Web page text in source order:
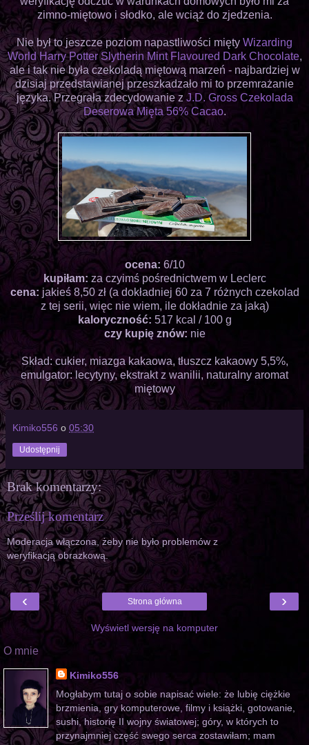
zimno-miętowo i słodko, ale wciąż do zjedzenia.
Nie był to jeszcze poziom napastliwości mięty Wizarding
World Harry Potter Slytherin Mint Flavoured Dark Chocolate,
ale i tak nie była czekoladą miętową marzeń - najbardziej w
dzisiaj przedstawianej przeszkadzało mi to przemrażanie
języka. Przegrała zdecydowanie z J.D. Gross Czekolada
Deserowa Mięta 56% Cacao.
ocena: 6/10
kupiłam: za czyimś pośrednictwem w Leclerc
cena: jakieś 8,50 zł (a dokładniej 60 za 7 różnych czekolad
z tej serii, więc nie wiem, ile dokładnie za jaką)
kaloryczność: 517 kcal / 100 g
czy kupię znów: nie
Skład: cukier, miazga kakaowa, tłuszcz kakaowy 5,5%,
emulgator: lecytyny, ekstrakt z wanilii, naturalny aromat
miętowy
Kimiko556 o 05:30
Udostępnij
Brak komentarzy:
Prześlij komentarz
Moderacja włączona, żeby nie było problemów z
weryfikacją obrazkową.
‹ ›
Strona główna
Wyświetl wersję na komputer
O mnie
Kimiko556
Mogłabym tutaj o sobie napisać wiele: że lubię ciężkie
brzmienia, gry komputerowe, filmy i książki, gotowanie,
sushi, historię II wojny światowej; góry, w których to
przynajmniej część swego serca zostawiłam; mam